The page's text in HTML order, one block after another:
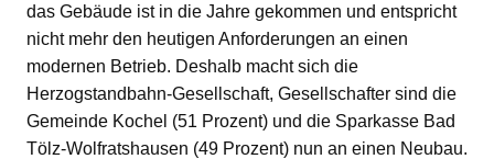
das Gebäude ist in die Jahre gekommen und entspricht
nicht mehr den heutigen Anforderungen an einen
modernen Betrieb. Deshalb macht sich die
Herzogstandbahn-Gesellschaft, Gesellschafter sind die
Gemeinde Kochel (51 Prozent) und die Sparkasse Bad
Tölz-Wolfratshausen (49 Prozent) nun an einen Neubau.